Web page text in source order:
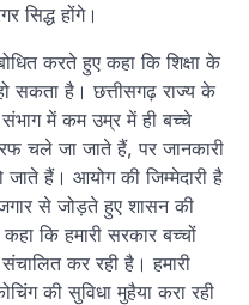
सिद्ध होंगे।
करते हुए कहा कि शिक्षा के
सकता है। छत्तीसगढ़ राज्य के
में कम उम्र में ही बच्चे
चले जा जाते हैं, पर जानकारी
हैं। आयोग की जिम्मेदारी है
से जोड़ते हुए शासन की
कि हमारी सरकार बच्चों
कर रही है। हमारी
की सुविधा मुहैया करा रही